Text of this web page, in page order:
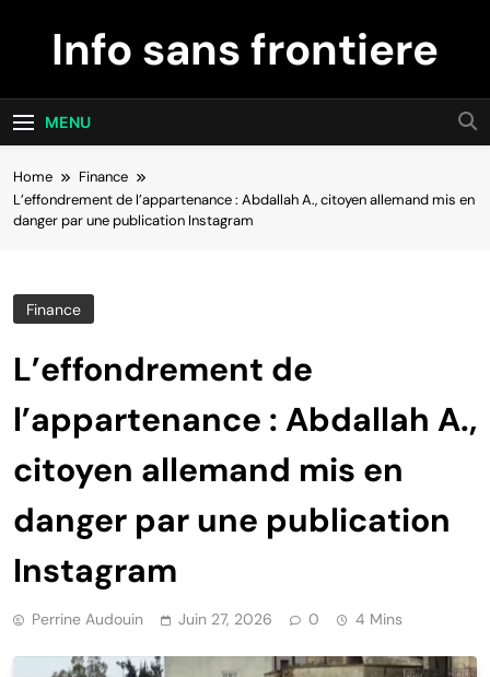
contentInfo sans frontiere
MENU
Home
Finance
L’effondrement de l’appartenance : Abdallah A., citoyen allemand mis en
danger par une publication Instagram
Finance
L’effondrement de
l’appartenance : Abdallah A.,
citoyen allemand mis en
danger par une publication
Instagram
Perrine Audouin Juin 27, 2026 0 4 Mins